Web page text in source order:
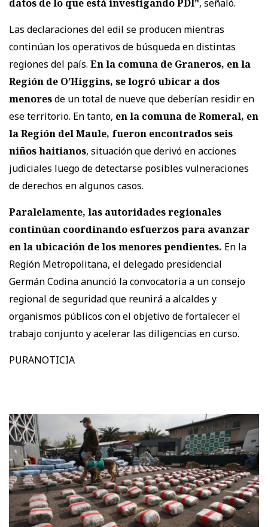
datos de lo que está investigando PDI", señaló.
Las declaraciones del edil se producen mientras
continúan los operativos de búsqueda en distintas
regiones del país. En la comuna de Graneros, en la
Región de O’Higgins, se logró ubicar a dos
menoresde un total de nueve que deberían residir en
ese territorio. En tanto, en la comuna de Romeral, en
la Región del Maule, fueron encontrados seis
niños haitianos, situación que derivó en acciones
judiciales luego de detectarse posibles vulneraciones
de derechos en algunos casos.
Paralelamente, las autoridades regionales
continúan coordinando esfuerzos para avanzar
en la ubicación de los menores pendientes. En la
Región Metropolitana, el delegado presidencial
Germán Codina anunció la convocatoria a un consejo
regional de seguridad que reunirá a alcaldes y
organismos públicos con el objetivo de fortalecer el
trabajo conjunto y acelerar las diligencias en curso.
PURANOTICIA